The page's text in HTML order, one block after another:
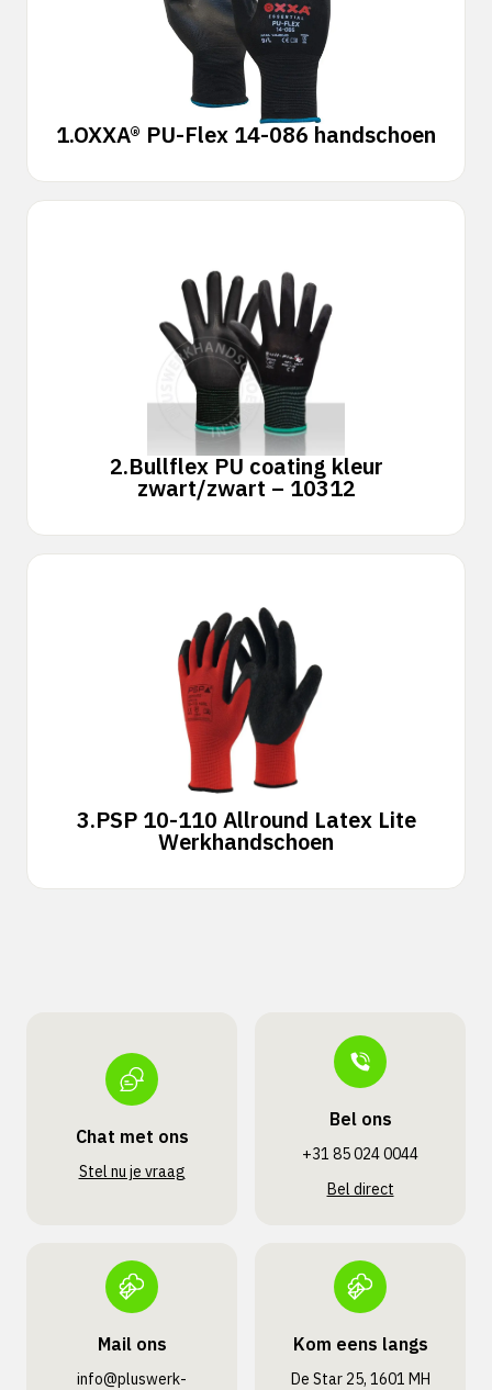
1.OXXA® PU-Flex 14-086 handschoen
2.Bullflex PU coating kleur
zwart/zwart – 10312
3.PSP 10-110 Allround Latex Lite
Werkhandschoen
Chat met ons
Stel nu je vraag
Bel ons
+31 85 024 0044
Bel direct
Mail ons
info@pluswerk­
Kom eens langs
De Star 25, 1601 MH